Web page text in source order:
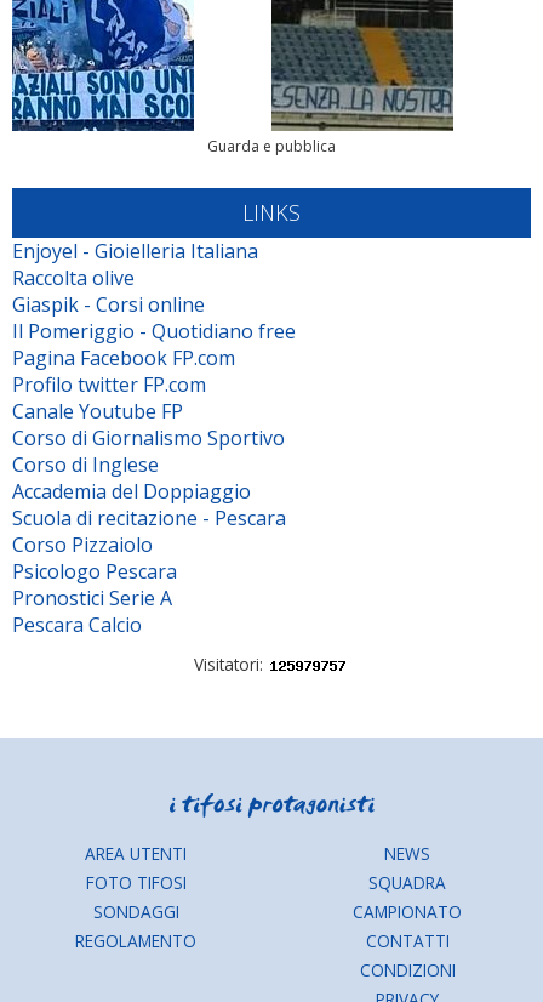
Guarda e pubblica
LINKS
Enjoyel - Gioielleria Italiana
Raccolta olive
Giaspik - Corsi online
Il Pomeriggio - Quotidiano free
Pagina Facebook FP.com
Profilo twitter FP.com
Canale Youtube FP
Corso di Giornalismo Sportivo
Corso di Inglese
Accademia del Doppiaggio
Scuola di recitazione - Pescara
Corso Pizzaiolo
Psicologo Pescara
Pronostici Serie A
Pescara Calcio
Visitatori:
AREA UTENTI
FOTO TIFOSI
SONDAGGI
REGOLAMENTO
NEWS
SQUADRA
CAMPIONATO
CONTATTI
CONDIZIONI